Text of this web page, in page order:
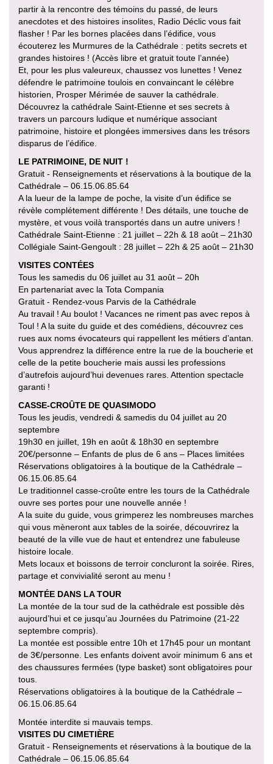
partir à la rencontre des témoins du passé, de leurs
anecdotes et des histoires insolites, Radio Déclic vous fait
flasher ! Par les bornes placées dans l’édifice, vous
écouterez les Murmures de la Cathédrale : petits secrets et
grandes histoires ! (Accès libre et gratuit toute l’année)
Et, pour les plus valeureux, chaussez vos lunettes ! Venez
défendre le patrimoine toulois en convaincant le célèbre
historien, Prosper Mérimée de sauver la cathédrale.
Découvrez la cathédrale Saint-Etienne et ses secrets à
travers un parcours ludique et numérique associant
patrimoine, histoire et plongées immersives dans les trésors
disparus de l’édifice.
LE PATRIMOINE, DE NUIT !
Gratuit - Renseignements et réservations à la boutique de la
Cathédrale – 06.15.06.85.64
A la lueur de la lampe de poche, la visite d’un édifice se
révèle complétement différente ! Des détails, une touche de
mystère, et vous voilà transportés dans un autre univers !
Cathédrale Saint-Etienne : 21 juillet – 22h & 18 août – 21h30
Collégiale Saint-Gengoult : 28 juillet – 22h & 25 août – 21h30
VISITES CONTÉES
Tous les samedis du 06 juillet au 31 août – 20h
En partenariat avec la Tota Compania
Gratuit - Rendez-vous Parvis de la Cathédrale
Au travail ! Au boulot ! Vacances ne riment pas avec repos à
Toul ! A la suite du guide et des comédiens, découvrez ces
rues aux noms évocateurs qui rappellent les métiers d’antan.
Vous apprendrez la différence entre la rue de la boucherie et
celle de la petite boucherie mais aussi les professions
d’autrefois aujourd’hui devenues rares. Attention spectacle
garanti !
CASSE-CROÛTE DE QUASIMODO
Tous les jeudis, vendredi & samedis du 04 juillet au 20
septembre
19h30 en juillet, 19h en août & 18h30 en septembre
20€/personne – Enfants de plus de 6 ans – Places limitées
Réservations obligatoires à la boutique de la Cathédrale –
06.15.06.85.64
Le traditionnel casse-croûte entre les tours de la Cathédrale
ouvre ses portes pour une nouvelle année !
A la suite du guide, vous grimperez les nombreuses marches
qui vous mèneront aux tables de la soirée, découvrirez la
beauté de la ville vue de haut et entendrez une fabuleuse
histoire locale.
Mets locaux et boissons de terroir concluront la soirée. Rires,
partage et convivialité seront au menu !
MONTÉE DANS LA TOUR
La montée de la tour sud de la cathédrale est possible dès
aujourd’hui et ce jusqu’au Journées du Patrimoine (21-22
septembre compris).
La montée est possible entre 10h et 17h45 pour un montant
de 3€/personne. Les enfants doivent avoir minimum 6 ans et
des chaussures fermées (type basket) sont obligatoires pour
tous.
Réservations obligatoires à la boutique de la Cathédrale –
06.15.06.85.64
Montée interdite si mauvais temps.
VISITES DU CIMETIÈRE
Gratuit - Renseignements et réservations à la boutique de la
Cathédrale – 06.15.06.85.64